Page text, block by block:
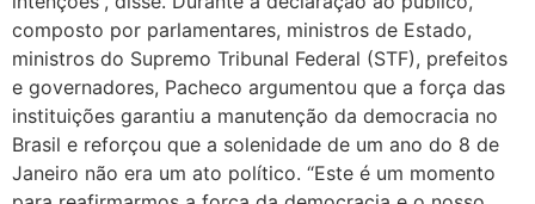
composto por parlamentares, ministros de Estado,
ministros do Supremo Tribunal Federal (STF), prefeitos
e governadores, Pacheco argumentou que a força das
instituições garantiu a manutenção da democracia no
Brasil e reforçou que a solenidade de um ano do 8 de
Janeiro não era um ato político. “Este é um momento